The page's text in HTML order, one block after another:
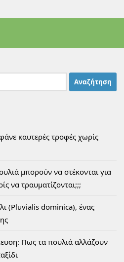
καυτερές τροφές χωρίς
μπορούν να στέκονται για
να τραυματίζονται;;;
(Pluvialis dominica), ένας
Πως τα πουλιά αλλάζουν